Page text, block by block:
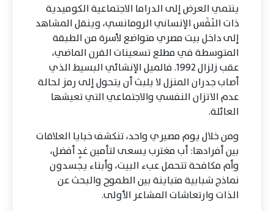
ينتمي العرض إلى الدراما الاجتماعية الكوميدية
ذات النَفَس الإنساني الرومانسي، وينقل المشاهد
إلى داخل بيت مصري متواضع لأسرة من الطبقة
المتوسطة في مطلع تسعينات القرن الماضي،
عقب زلزال 1992. فالميل الإنشائي البسيط الذي
أصاب جدران المنزل لا يلبث أن يتحول إلى رمز لحالة
عدم الاتزان النفسي والاجتماعي التي تعيشها
العائلة.
ومن خلال يوم مصيري واحد، تنكشف خبايا العلاقات
بين أفرادها: أب مغترب يسعى لتأمين غدٍ أفضل،
وأم مكافحة تتحمل عبء البيت، وأبناء يجسدون
نماذج شبابية متباينة بين الطموح والبحث عن
الذات وارتعاشات المشاعر الأولى.